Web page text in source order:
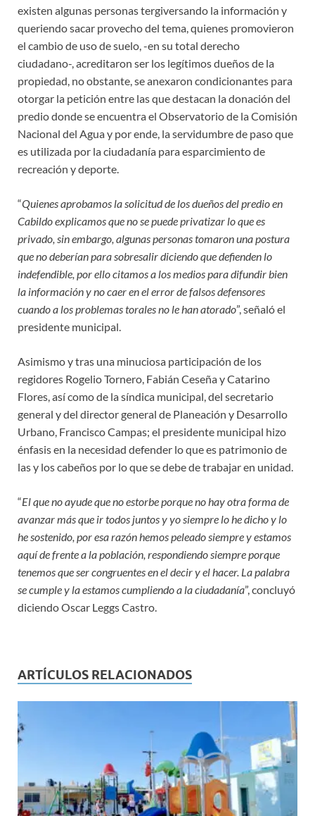
existen algunas personas tergiversando la información y
queriendo sacar provecho del tema, quienes promovieron
el cambio de uso de suelo, -en su total derecho
ciudadano-, acreditaron ser los legítimos dueños de la
propiedad, no obstante, se anexaron condicionantes para
otorgar la petición entre las que destacan la donación del
predio donde se encuentra el Observatorio de la Comisión
Nacional del Agua y por ende, la servidumbre de paso que
es utilizada por la ciudadanía para esparcimiento de
recreación y deporte.
“Quienes aprobamos la solicitud de los dueños del predio en
Cabildo explicamos que no se puede privatizar lo que es
privado, sin embargo, algunas personas tomaron una postura
que no deberían para sobresalir diciendo que defienden lo
indefendible, por ello citamos a los medios para difundir bien
la información y no caer en el error de falsos defensores
cuando a los problemas torales no le han atorado”, señaló el
presidente municipal.
Asimismo y tras una minuciosa participación de los
regidores Rogelio Tornero, Fabián Ceseña y Catarino
Flores, así como de la síndica municipal, del secretario
general y del director general de Planeación y Desarrollo
Urbano, Francisco Campas; el presidente municipal hizo
énfasis en la necesidad defender lo que es patrimonio de
las y los cabeños por lo que se debe de trabajar en unidad.
“El que no ayude que no estorbe porque no hay otra forma de
avanzar más que ir todos juntos y yo siempre lo he dicho y lo
he sostenido, por esa razón hemos peleado siempre y estamos
aquí de frente a la población, respondiendo siempre porque
tenemos que ser congruentes en el decir y el hacer. La palabra
se cumple y la estamos cumpliendo a la ciudadanía”, concluyó
diciendo Oscar Leggs Castro.
ARTÍCULOS RELACIONADOS